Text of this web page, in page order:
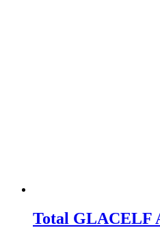
Total GLACELF